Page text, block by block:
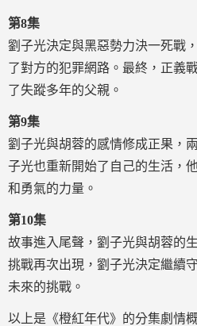
第8集
劉子光決定與黑惡勢力決一死戰
了對方的犯罪網路。最終，正義
了失蹤多年的父親。
第9集
劉子光與胡蓉的感情修成正果，
子光也重新開始了自己的生活，
和勇氣的力量。
第10集
故事進入尾聲，劉子光與胡蓉的
挑戰再次出現，劉子光決定繼續
未來的挑戰。
以上是《橙紅年代》的分集劇情